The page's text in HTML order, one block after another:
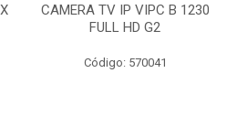
CAMERA TV IP VIPC B 1230
FULL HD G2
Código: 570041